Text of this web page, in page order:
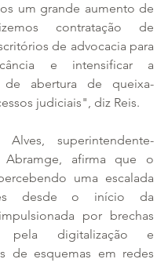
um grande aumento de
contratação de
de advocacia para
e intensificar a
de abertura de queixa-
judiciais", diz Reis.
superintendente-
afirma que o
uma escalada
desde o início da
por brechas
pela digitalização e
de esquemas em redes